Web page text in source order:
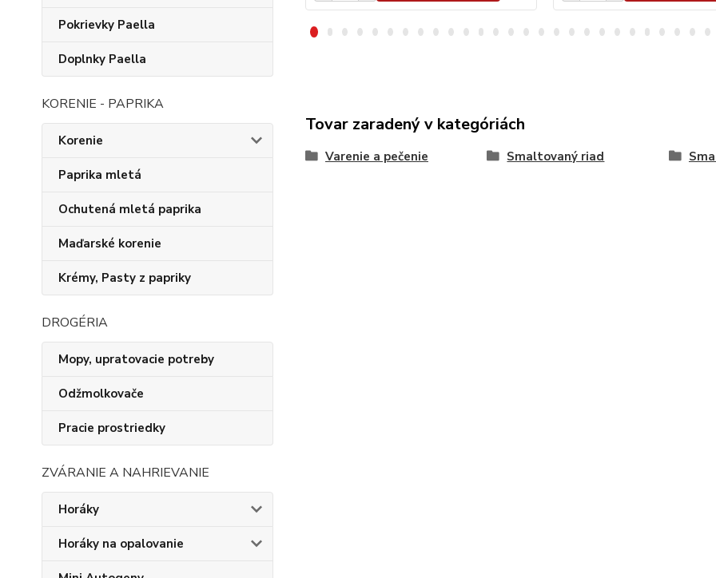
Pokrievky Paella
Doplnky Paella
KORENIE - PAPRIKA
Korenie
Paprika mletá
Ochutená mletá paprika
Maďarské korenie
Krémy, Pasty z papriky
DROGÉRIA
Mopy, upratovacie potreby
Odžmolkovače
Pracie prostriedky
ZVÁRANIE A NAHRIEVANIE
Horáky
Horáky na opalovanie
Tovar zaradený v kategóriách
Varenie a pečenie Smaltovaný riad